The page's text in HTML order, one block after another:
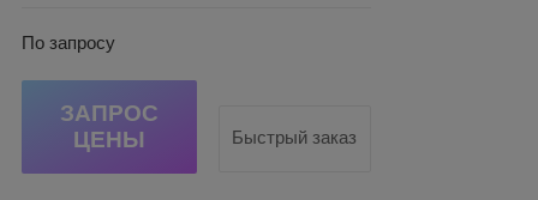
По запросу
ЗАПРОС
ЦЕНЫ
Быстрый заказ